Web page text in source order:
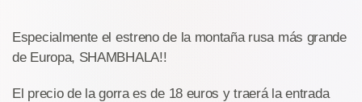
Especialmente el estreno de la montaña rusa más grande
de Europa, SHAMBHALA!!
El precio de la gorra es de 18 euros y traerá la entrada